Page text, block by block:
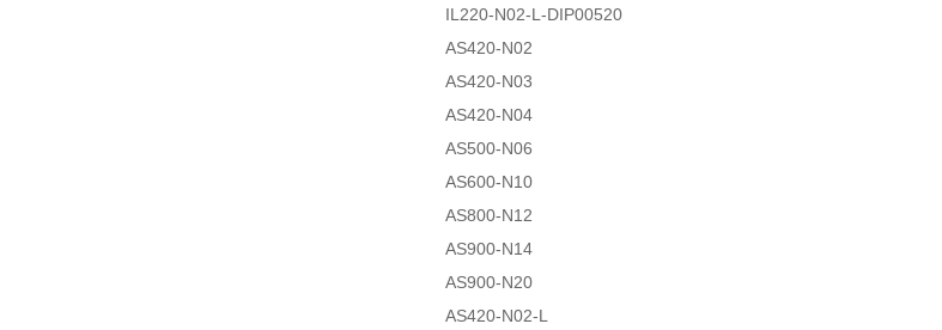
IL220-N02-L-DIP00520
AS420-N02
AS420-N03
AS420-N04
AS500-N06
AS600-N10
AS800-N12
AS900-N14
AS900-N20
AS420-N02-L